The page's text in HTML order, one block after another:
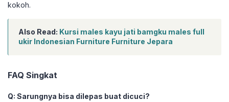
kokoh.
Also Read: Kursi males kayu jati bamgku males full
ukir Indonesian Furniture Furniture Jepara
FAQ Singkat
Q: Sarungnya bisa dilepas buat dicuci?